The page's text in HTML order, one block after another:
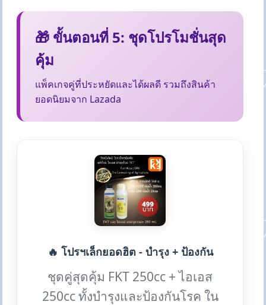
🎁 ขั้นตอนที่ 5: ชุดโปรโมชั่นสุด
คุ้ม
แพ็คเกจคู่ที่ประหยัดและได้ผลดี รวมถึงสินค้า
ยอดนิยมจาก Lazada
🔥 โปรฯเล็กยอดฮิต - บำรุง + ป้องกัน
ชุดคู่สุดคุ้ม FKT 250cc + ไอเอส
250cc ทั้งบำรุงและป้องกันโรค ใน